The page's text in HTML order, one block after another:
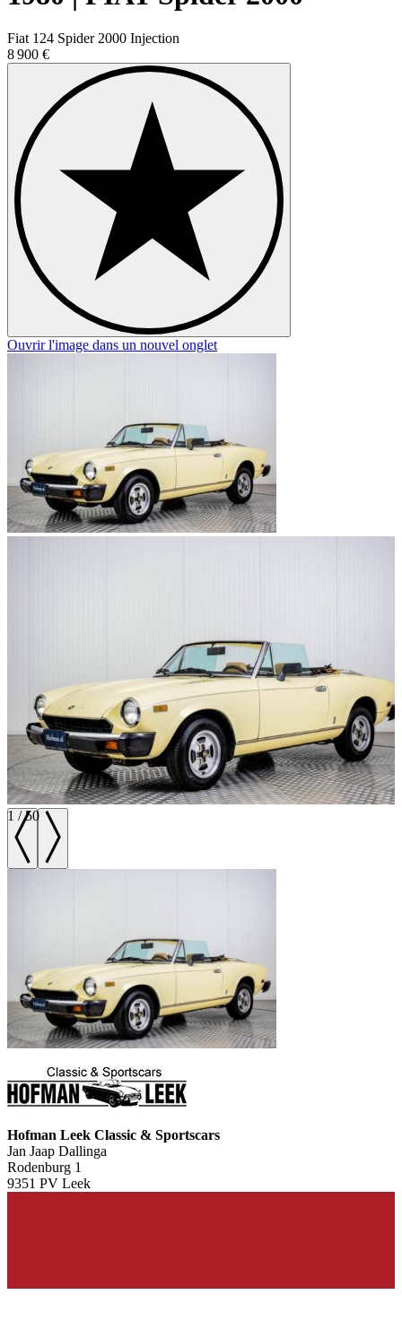
Fiat 124 Spider 2000 Injection
8 900 €
Ouvrir l'image dans un nouvel onglet
1 /50
Hofman Leek Classic & Sportscars
Jan Jaap Dallinga
Rodenburg 1
9351 PV Leek